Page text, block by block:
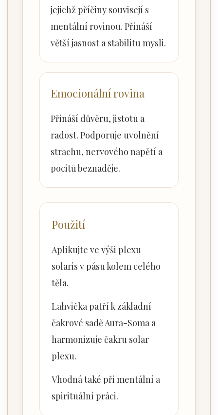
jejichž příčiny souvisejí s
mentální rovinou. Přináší
větší jasnost a stabilitu mysli.
Emocionální rovina
Přináší důvěru, jistotu a
radost. Podporuje uvolnění
strachu, nervového napětí a
pocitů beznaděje.
Použití
Aplikujte ve výši plexu
solaris v pásu kolem celého
těla.
Lahvička patří k základní
čakrové sadě Aura-Soma a
harmonizuje čakru solar
plexu.
Vhodná také při mentální a
spirituální práci.